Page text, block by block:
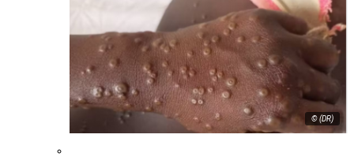
© (DR)